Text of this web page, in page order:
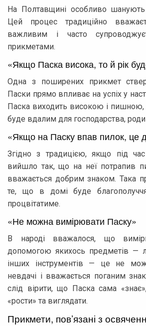
На Полтавщині особливо шанують
Цей процес традиційно
важливим і часто
прикметами.
«Якщо Паска висока, то й рік
Одна з поширених прикмет
Паски прямо впливає на успіх у
Паска виходить високою і пишною,
буде вдалим для господарства,
«Якщо на Паску впав пилок, це
Згідно з традицією, якщо під
вийшло так, що на неї потрапив
вважається добрим знаком. Така
те, що в домі буде
процвітатиме.
«Не можна вимірювати Паску»
В народі вважалося, що
допомогою якихось предметів —
інших інструментів — це не
невдачі і вважається поганим
слід вірити, що Паска сама
«рости» та виглядати.
Прикмети, пов’язані з